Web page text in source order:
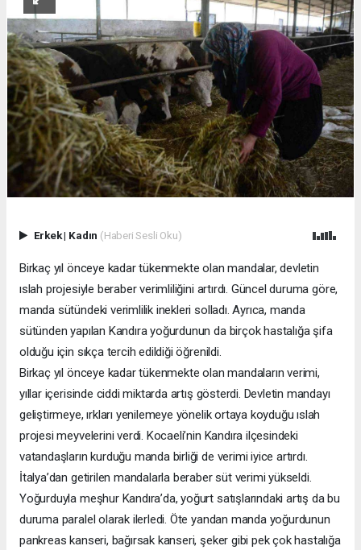
Erkek| Kadın (Haberi Sesli Oku)
Birkaç yıl önceye kadar tükenmekte olan mandalar, devletin
ıslah projesiyle beraber verimliliğini artırdı. Güncel duruma göre,
manda sütündeki verimlilik inekleri solladı. Ayrıca, manda
sütünden yapılan Kandıra yoğurdunun da birçok hastalığa şifa
olduğu için sıkça tercih edildiği öğrenildi.
Birkaç yıl önceye kadar tükenmekte olan mandaların verimi,
yıllar içerisinde ciddi miktarda artış gösterdi. Devletin mandayı
geliştirmeye, ırkları yenilemeye yönelik ortaya koyduğu ıslah
projesi meyvelerini verdi. Kocaeli’nin Kandıra ilçesindeki
vatandaşların kurduğu manda birliği de verimi iyice artırdı.
İtalya’dan getirilen mandalarla beraber süt verimi yükseldi.
Yoğurduyla meşhur Kandıra’da, yoğurt satışlarındaki artış da bu
duruma paralel olarak ilerledi. Öte yandan manda yoğurdunun
pankreas kanseri, bağırsak kanseri, şeker gibi pek çok hastalığa